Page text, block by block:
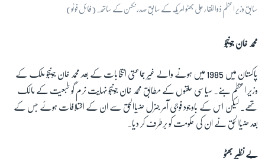
سابق وزیر اعظم ذوالفقار علی بھٹو امریکہ کے سابق صدر نکسن کے ساتھ۔ (فائل فوٹو)
محمد خان جونیجو
پاکستان میں 1985 میں ہونے والے غیر جماعتی انتخابات کے بعد محمد خان جونیجو ملک کے
وزیر اعظم بنے۔ سیاسی حلقوں کے مطابق محمد خان جونیجو نہایت نرم گو طبعیت کے مالک
تھے۔ لیکن اس کے باوجود فوجی آمر جنرل ضیاالحق سے ان کے اختلافات ہوئے جس کے
بعد ضیاالحق نے ان کی حکومت کو برطرف کر دیا۔
بے نظیر بھٹو